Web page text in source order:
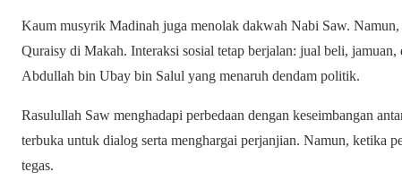
Kaum musyrik Madinah juga menolak dakwah Nabi Saw.
Quraisy di Makah. Interaksi sosial tetap berjalan: jual beli,
Abdullah bin Ubay bin Salul yang menaruh dendam politik.
Rasulullah Saw menghadapi perbedaan dengan keseimbangan
terbuka untuk dialog serta menghargai perjanjian. Namun, ketika
tegas.